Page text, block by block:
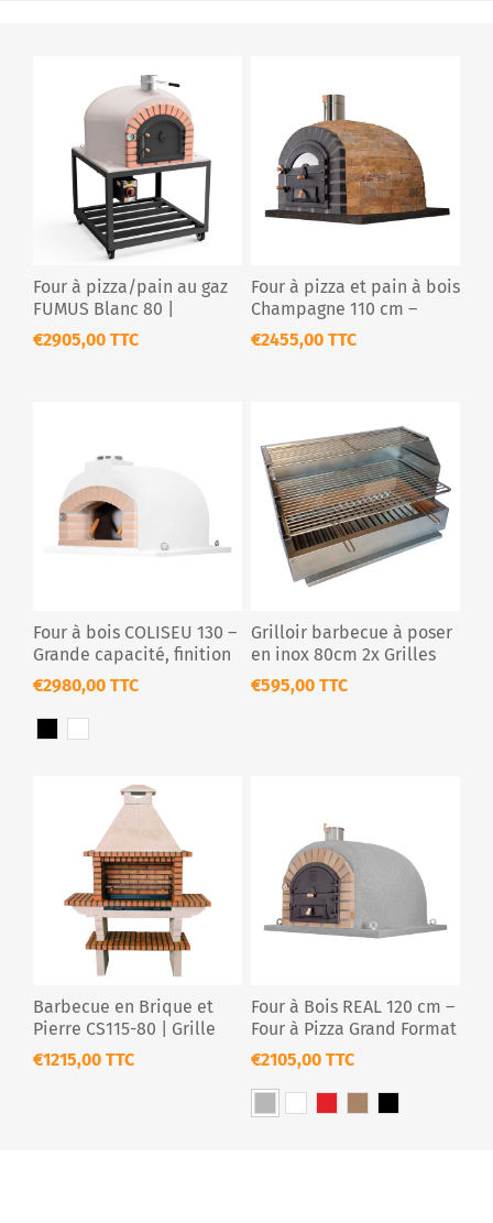
Four à pizza/pain au gaz
FUMUS Blanc 80 |
Compact & élégant
€2905,00 TTC
Four à pizza et pain à bois
Champagne 110 cm –
Pierre naturelle isolée
€2455,00 TTC
Four à bois COLISEU 130 –
Grande capacité, finition
en liège projet
€2980,00 TTC
Grilloir barbecue à poser
en inox 80cm 2x Grilles
Premium
€595,00 TTC
Barbecue en Brique et
Pierre CS115-80 | Grille
80cm
€1215,00 TTC
Four à Bois REAL 120 cm –
Four à Pizza Grand Format
& Rôtissoire Double
Broche
€2105,00 TTC